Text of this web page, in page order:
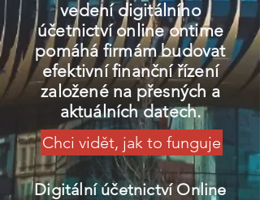
vedení digitálního
účetnictví online ontime
pomáhá firmám budovat
efektivní finanční řízení
založené na přesných a
aktuálních datech.
Chci vidět, jak to funguje
Digitální účetnictví Online